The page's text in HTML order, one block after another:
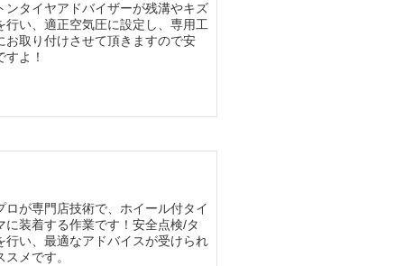
ンタイヤアドバイザーが残溝やキズ
行い、適正空気圧に設定し、専用工
お取り付けさせて頂きますので安
すよ！
ロが専門店技術で、ホイール付タイ
に装着する作業です！安全点検/タ
行い、最適なアドバイスが受けられ
メです。